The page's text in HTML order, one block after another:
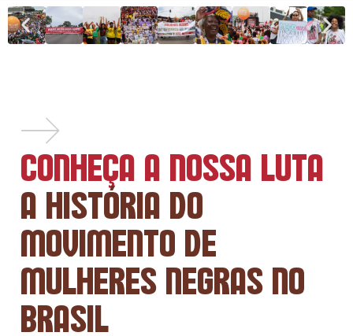
CONHEÇA A NOSSA LUTA
A HISTÓRIA DO
MOVIMENTO DE
MULHERES NEGRAS NO
BRASIL